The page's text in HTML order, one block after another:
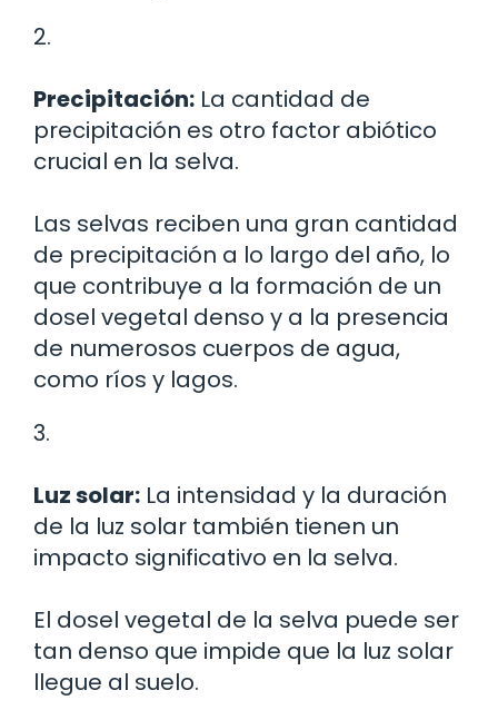
2.
Precipitación: La cantidad de
precipitación es otro factor abiótico
crucial en la selva.
Las selvas reciben una gran cantidad
de precipitación a lo largo del año, lo
que contribuye a la formación de un
dosel vegetal denso y a la presencia
de numerosos cuerpos de agua,
como ríos y lagos.
3.
Luz solar: La intensidad y la duración
de la luz solar también tienen un
impacto significativo en la selva.
El dosel vegetal de la selva puede ser
tan denso que impide que la luz solar
llegue al suelo.